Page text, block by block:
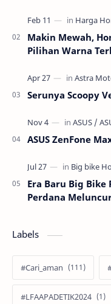
per…
Makin Mewah,
Pilihan Warna
Serunya Scoopy
ASUS ZenFone
Era Baru Big Bike
Perdana
Labels
#Cari_aman
#LFAAPADETIK2024